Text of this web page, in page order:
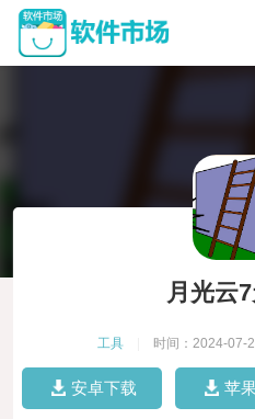
月光云
工具 时间：2024-07-
安卓下载 苹